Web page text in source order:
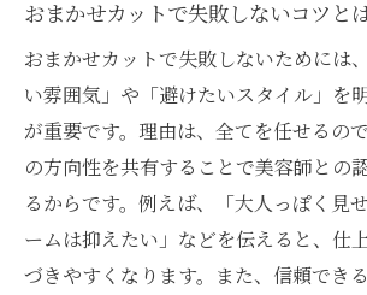
おまかせカットで失敗しないコツと
おまかせカットで失敗しないためには
い雰囲気」や「避けたいスタイル」を
が重要です。理由は、全てを任せるの
の方向性を共有することで美容師との
るからです。例えば、「大人っぽく見
ームは抑えたい」などを伝えると、仕
づきやすくなります。また、信頼でき